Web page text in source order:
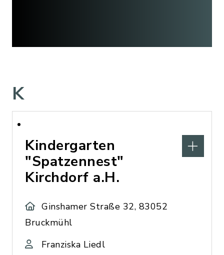
K
Kindergarten
"Spatzennest"
Kirchdorf a.H.
Ginshamer Straße 32, 83052
Bruckmühl
Franziska Liedl